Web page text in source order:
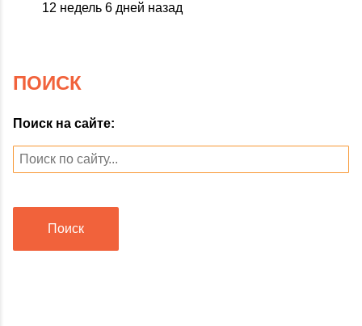
12 недель 6 дней назад
ПОИСК
Поиск на сайте:
Поиск